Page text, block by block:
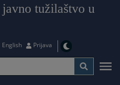
tužilaštvo u
English Prijava